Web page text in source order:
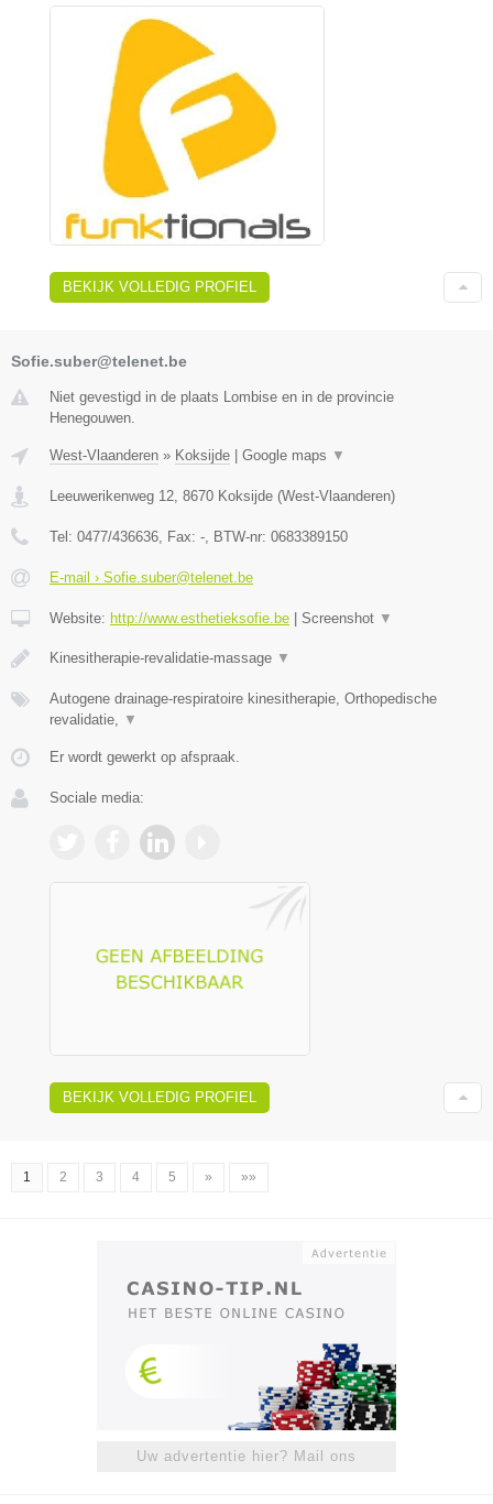
BEKIJK VOLLEDIG PROFIEL
Sofie.suber@telenet.be
Niet gevestigd in de plaats Lombise en in de provincie
Henegouwen.
West-Vlaanderen » Koksijde | Google maps ▼
Leeuwerikenweg 12 8670 Koksijde (West-Vlaanderen)
Tel: 0477/436636 , Fax: - , BTW-nr: 0683389150
E-mail › Sofie.suber@telenet.be
Website: http://www.esthetieksofie.be | Screenshot ▼
Kinesitherapie-revalidatie-massage ▼
Autogene drainage-respiratoire kinesitherapie, Orthopedische
revalidatie,
▼
Er wordt gewerkt op afspraak.
Sociale media:
BEKIJK VOLLEDIG PROFIEL
1 2 3 4 5 » »»
Uw advertentie hier? Mail ons